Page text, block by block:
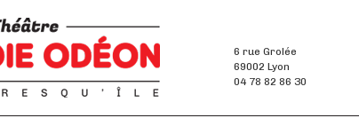
6 rue Grolée
69002 Lyon
04 78 82 86 30